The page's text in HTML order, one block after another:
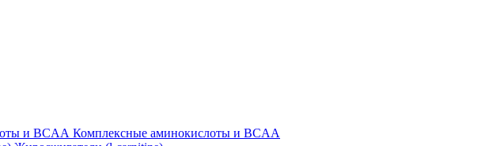
Комплексные аминокислоты и BCAA